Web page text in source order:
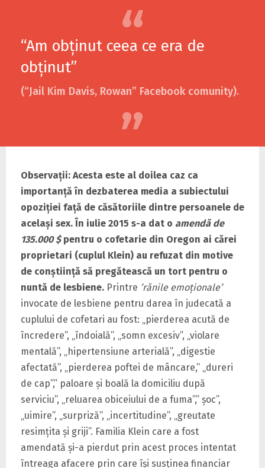
“Am obţinut ceea ce era de
obţinut”
(“Jail Kim Davis, Rowan” Facebook comunity).
Observaţii: Acesta este al doilea caz ca
importanţă în dezbaterea media a subiectului
opoziţiei faţă de căsătoriile dintre persoanele de
acelaşi sex. În iulie 2015 s-a dat o amendă de
135.000 $pentru o cofetarie din Oregon ai cărei
proprietari (cuplul Klein) au refuzat din motive
de conştiinţă să pregătească un tort pentru o
nuntă de lesbiene. Printre ’rănile emoţionale’
invocate de lesbiene pentru darea în judecată a
cuplului de cofetari au fost: „pierderea acută de
încredere”, „îndoială”, „somn excesiv”, „violare
mentală”, „hipertensiune arterială”, „digestie
afectată”, „pierderea poftei de mâncare,” „dureri
de cap”,” paloare și boală la domiciliu după
serviciu”, „reluarea obiceiului de a fuma”,” șoc”,
„uimire”, „surpriză”, „incertitudine”, „greutate
resimţita şi griji”. Familia Klein care a fost
amendată şi-a pierdut prin acest proces intentat
întreaga afacere prin care îşi susţinea financiar